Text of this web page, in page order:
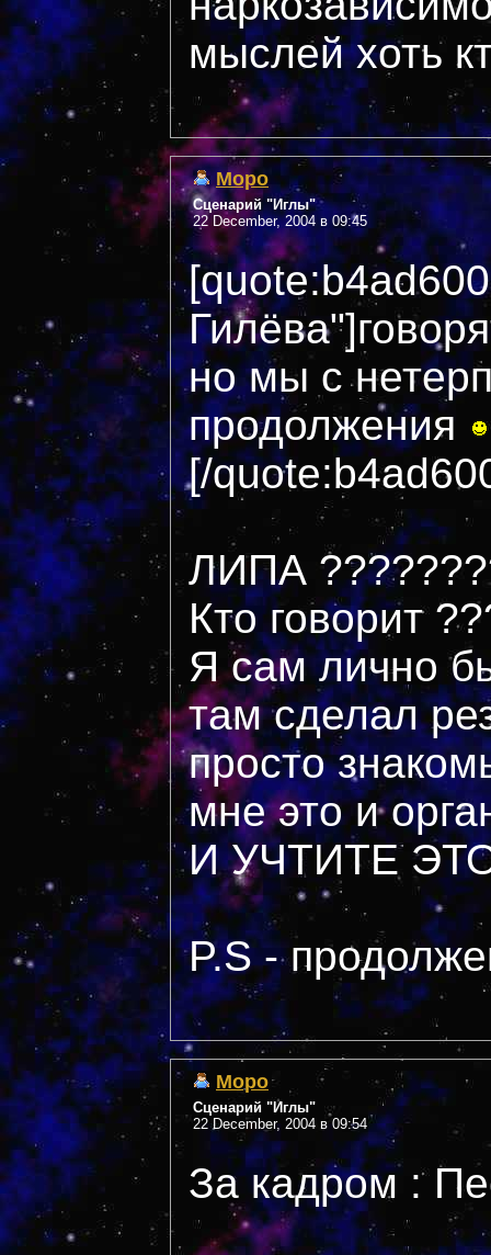
мыслей хоть
Mopo
Сценарий "Иглы"
22 December, 2004 в 09:45
но мы с
продолжения
[/
ЛИПА
Кто говорит
Я сам лично
там сделал
просто
мне это и
И УЧТИТЕ
P.S -
Mopo
Сценарий "Иглы"
22 December, 2004 в 09:54
За кадром :